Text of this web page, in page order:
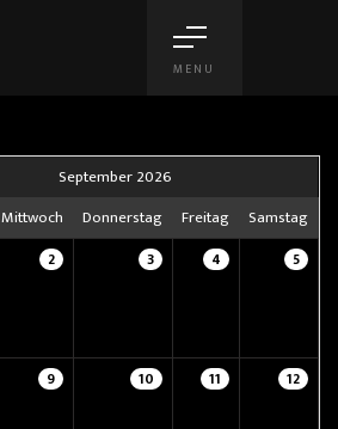
MENU
September 2026
Mittwoch Donnerstag Freitag Samstag
2 3 4 5
9 10 11 12